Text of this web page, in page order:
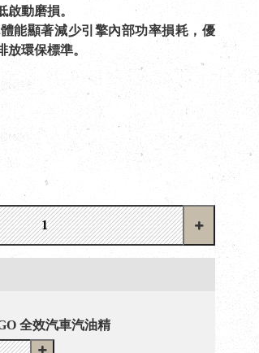
動磨損。
能顯著減少引擎內部功率損耗，優
環保標準。
全效汽車汽油精